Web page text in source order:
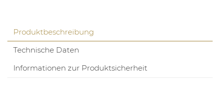
Produktbeschreibung
Technische Daten
Informationen zur Produktsicherheit